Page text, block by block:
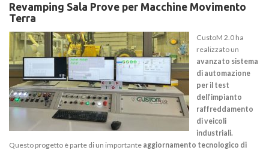
Revamping Sala Prove per Macchine Movimento
Terra
CustoM 2.0 ha
realizzato un
avanzato sistema
di automazione
per il test
dell’impianto
raffreddamento
di veicoli
industriali.
Questo progetto è parte di un importante aggiornamento tecnologico di